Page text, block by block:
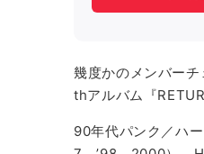
幾度かのメンバー
thアルバム『
90年代パンク／ハ